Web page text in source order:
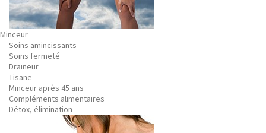
Minceur
Soins amincissants
Soins fermeté
Draineur
Tisane
Minceur après 45 ans
Compléments alimentaires
Détox, élimination